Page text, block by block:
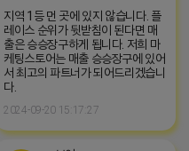
지역 1등 먼 곳에 있지 않습니다. 플
레이스 순위가 뒷받침이 된다면 매
출은 승승장구하게 됩니다. 저희 마
케팅스토어는 매출 승승장구에 있어
서 최고의 파트너가 되어드리겠습니
다.
2024-09-20 15:17:27